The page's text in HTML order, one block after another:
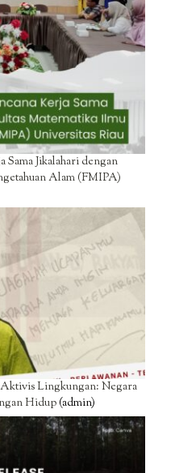
Sama Jikalahari dengan
Alam (FMIPA)
Lingkungan: Negara
Hidup(admin)